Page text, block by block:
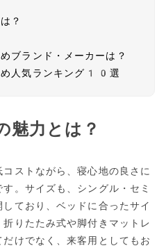
？
ブランド・メーカーは？
め人気ランキング10選
魅力とは？
ストながら、寝心地の良さに
。サイズも、シングル・セミ
ており、ベッドに合ったサイ
りたたみ式や脚付きマットレ
けでなく、来客用としてもお